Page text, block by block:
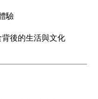
驗
後的生活與文化